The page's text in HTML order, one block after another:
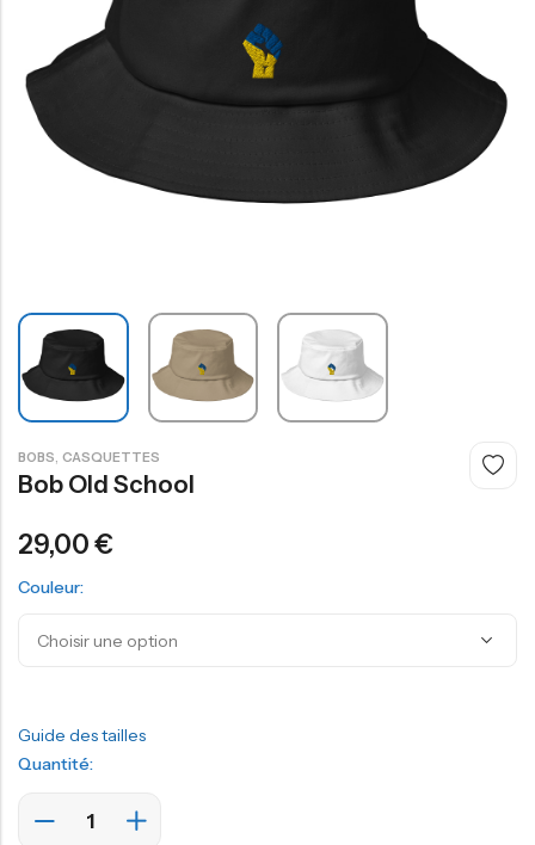
BOBS, CASQUETTES
Bob Old School
29,00€
Couleur:
Guide des tailles
Quantité: